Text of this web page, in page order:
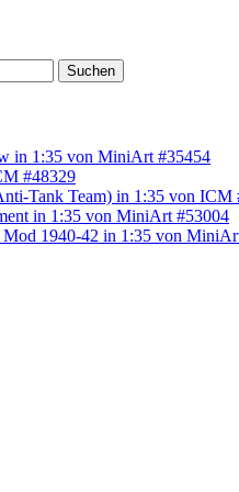
Suchen
in 1:35 von MiniArt #35454
#48329
Tank Team) in 1:35 von ICM
in 1:35 von MiniArt #53004
Mod 1940-42 in 1:35 von